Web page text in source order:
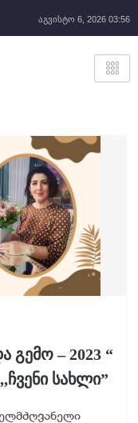
აგვისტო 6, 2026 03:56
გემო – 2023 “
სახლი”